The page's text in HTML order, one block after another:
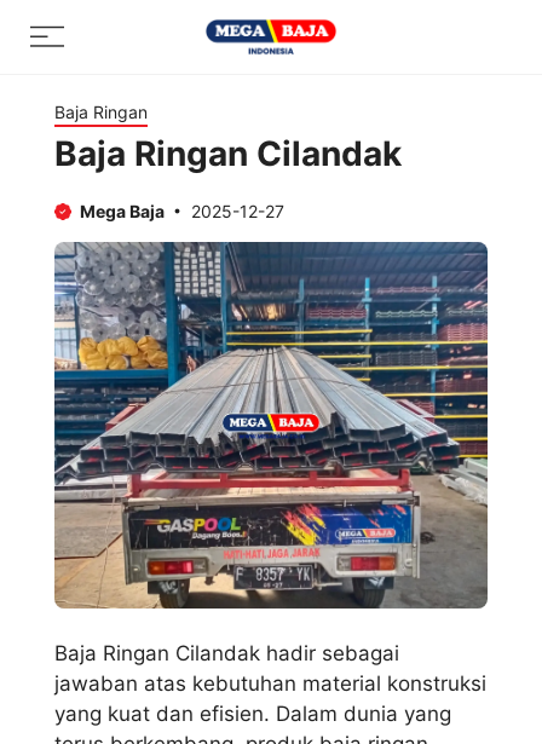
Menu
Baja Ringan
Baja Ringan Cilandak
Mega Baja 2025-12-27
Baja Ringan Cilandak hadir sebagai
jawaban atas kebutuhan material konstruksi
yang kuat dan efisien. Dalam dunia yang